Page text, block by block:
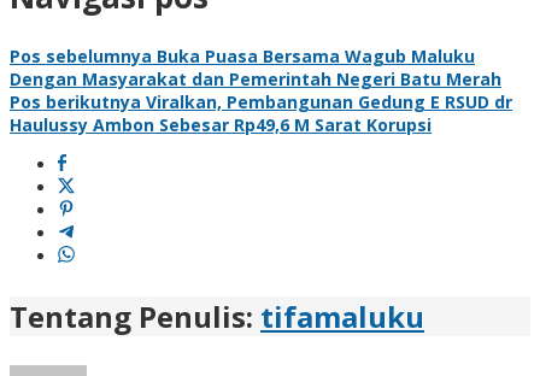
Pos sebelumnya Buka Puasa Bersama Wagub Maluku
Dengan Masyarakat dan Pemerintah Negeri Batu Merah
Pos berikutnya Viralkan, Pembangunan Gedung E RSUD dr
Haulussy Ambon Sebesar Rp49,6 M Sarat Korupsi
Tentang Penulis: tifamaluku